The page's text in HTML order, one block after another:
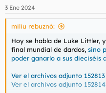
e
s
3 Ene 2024
miliu rebuznó:
Hoy se habla de Luke Littler,
final mundial de dardos, sino
poder ganarlo a sus dieciséis
Ver el archivos adjunto 152813
Ver el archivos adjunto 152814